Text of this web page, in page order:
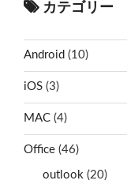
カテゴリー
Android (10)
iOS (3)
MAC (4)
Office (46)
outlook (20)